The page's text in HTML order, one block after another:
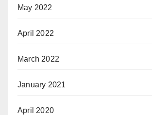
May 2022
April 2022
March 2022
January 2021
April 2020